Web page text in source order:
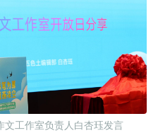
文工作室负责人白杏珏发言